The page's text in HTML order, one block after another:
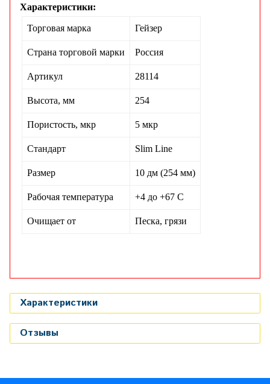
Характеристики:
Торговая марка Гейзер
Страна торговой марки Россия
Артикул 28114
Высота, мм 254
Пористость, мкр 5 мкр
Стандарт Slim Line
Размер 10 дм (254 мм)
Рабочая температура +4 до +67 С
Очищает от Песка, грязи
Характеристики
Отзывы